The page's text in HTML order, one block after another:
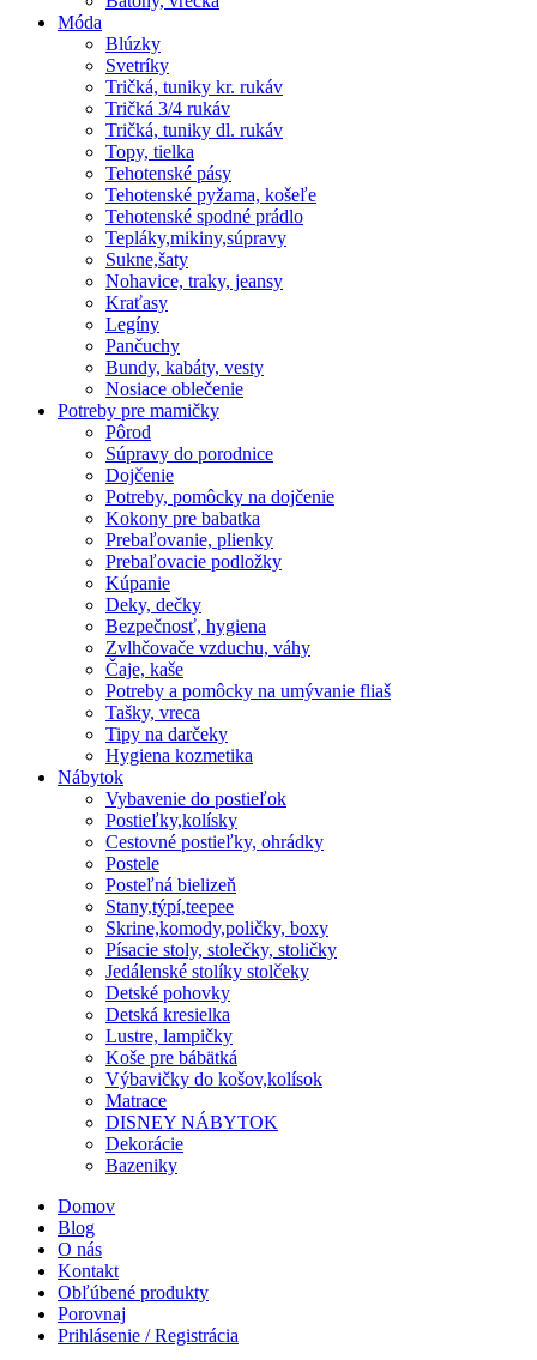
Móda
Blúzky
Svetríky
Tričká, tuniky kr. rukáv
Tričká 3/4 rukáv
Tričká, tuniky dl. rukáv
Topy, tielka
Tehotenské pásy
Tehotenské pyžama, košeľe
Tehotenské spodné prádlo
Tepláky,mikiny,súpravy
Sukne,šaty
Nohavice, traky, jeansy
Kraťasy
Legíny
Pančuchy
Bundy, kabáty, vesty
Nosiace oblečenie
Potreby pre mamičky
Pôrod
Súpravy do porodnice
Dojčenie
Potreby, pomôcky na dojčenie
Kokony pre babatka
Prebaľovanie, plienky
Prebaľovacie podložky
Kúpanie
Deky, dečky
Bezpečnosť, hygiena
Zvlhčovače vzduchu, váhy
Čaje, kaše
Potreby a pomôcky na umývanie fliaš
Tašky, vreca
Tipy na darčeky
Hygiena kozmetika
Nábytok
Vybavenie do postieľok
Postieľky,kolísky
Cestovné postieľky, ohrádky
Postele
Posteľná bielizeň
Stany,týpí,teepee
Skrine,komody,poličky, boxy
Písacie stoly, stolečky, stoličky
Jedálenské stolíky stolčeky
Detské pohovky
Detská kresielka
Lustre, lampičky
Koše pre bábätká
Výbavičky do košov,kolísok
Matrace
DISNEY NÁBYTOK
Dekorácie
Bazeniky
Domov
Blog
O nás
Kontakt
Obľúbené produkty
Porovnaj
Prihlásenie / Registrácia